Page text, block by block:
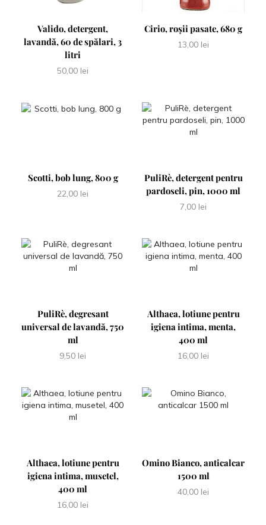
Valido, detergent,
lavandă, 60 de spălari, 3
litri
50,00 lei
Cirio, roșii pasate, 680 g
13,00 lei
Scotti, bob lung, 800 g
22,00 lei
PuliRè, detergent pentru
pardoseli, pin, 1000 ml
7,00 lei
PuliRè, degresant
universal de lavandă, 750
ml
9,50 lei
Althaea, lotiune pentru
igiena intima, menta,
400 ml
16,00 lei
Althaea, lotiune pentru
igiena intima, musetel,
400 ml
16,00 lei
Omino Bianco, anticalcar
1500 ml
40,00 lei